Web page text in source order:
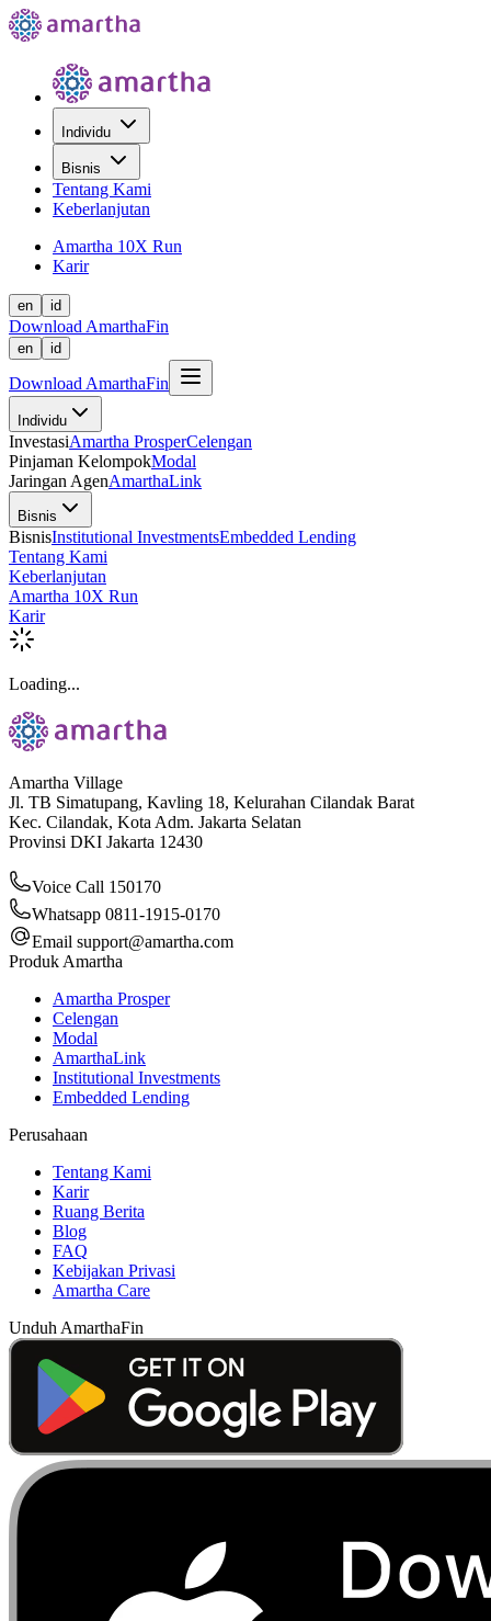
Individu
Bisnis
Tentang Kami
Keberlanjutan
Amartha 10X Run
Karir
en id
Download AmarthaFin
en id
Download AmarthaFin
Individu
InvestasiAmartha ProsperCelengan
Pinjaman KelompokModal
Jaringan AgenAmarthaLink
Bisnis
BisnisInstitutional InvestmentsEmbedded Lending
Tentang Kami
Keberlanjutan
Amartha 10X Run
Karir
Loading...
Amartha Village
Jl. TB Simatupang, Kavling 18, Kelurahan Cilandak Barat
Kec. Cilandak, Kota Adm. Jakarta Selatan
Provinsi DKI Jakarta 12430
Voice Call 150170
Whatsapp 0811-1915-0170
Email support@amartha.com
Produk Amartha
Amartha Prosper
Celengan
Modal
AmarthaLink
Institutional Investments
Embedded Lending
Perusahaan
Tentang Kami
Karir
Ruang Berita
Blog
FAQ
Kebijakan Privasi
Amartha Care
Unduh AmarthaFin